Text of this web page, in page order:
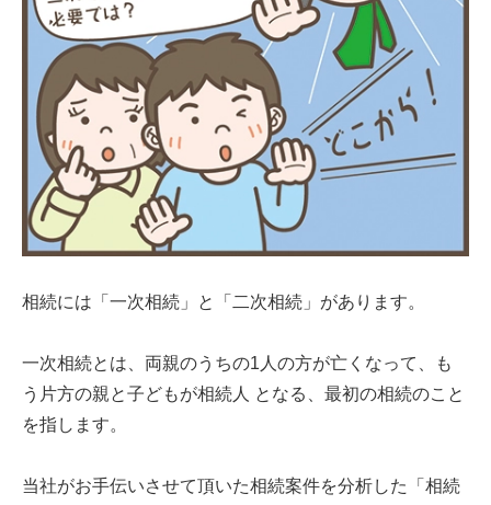
相続には「一次相続」と「二次相続」があります。
一次相続とは、両親のうちの1人の方が亡くなって、も
う片方の親と子どもが相続人 となる、最初の相続のこと
を指します。
当社がお手伝いさせて頂いた相続案件を分析した「相続